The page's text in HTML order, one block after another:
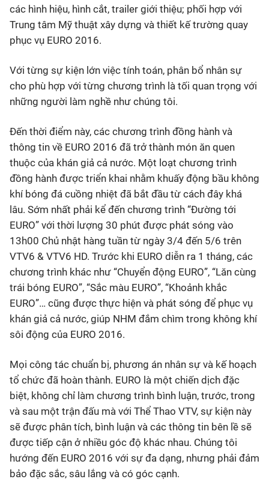
các hình hiệu, hình cắt, trailer giới thiệu; phối hợp với
Trung tâm Mỹ thuật xây dựng và thiết kế trường quay
phục vụ EURO 2016.
Với từng sự kiện lớn việc tính toán, phân bổ nhân sự
cho phù hợp với từng chương trình là tối quan trọng với
những người làm nghề như chúng tôi.
Đến thời điểm này, các chương trình đồng hành và
thông tin về EURO 2016 đã trở thành món ăn quen
thuộc của khán giả cả nước. Một loạt chương trình
đồng hành được triển khai nhằm khuấy động bầu không
khí bóng đá cuồng nhiệt đã bắt đầu từ cách đây khá
lâu. Sớm nhất phải kể đến chương trình “Đường tới
EURO” với thời lượng 30 phút được phát sóng vào
13h00 Chủ nhật hàng tuần từ ngày 3/4 đến 5/6 trên
VTV6 & VTV6 HD. Trước khi EURO diễn ra 1 tháng, các
chương trình khác như “Chuyển động EURO”, “Lăn cùng
trái bóng EURO”, “Sắc màu EURO”, “Khoảnh khắc
EURO”… cũng được thực hiện và phát sóng để phục vụ
khán giả cả nước, giúp NHM đắm chìm trong không khí
sôi động của EURO 2016.
Mọi công tác chuẩn bị, phương án nhân sự và kế hoạch
tổ chức đã hoàn thành. EURO là một chiến dịch đặc
biệt, không chỉ làm chương trình bình luận, trước, trong
và sau một trận đấu mà với Thể Thao VTV, sự kiện này
sẽ được phân tích, bình luận và các thông tin bên lề sẽ
được tiếp cận ở nhiều góc độ khác nhau. Chúng tôi
hướng đến EURO 2016 với sự đa dạng, nhưng phải đảm
bảo đặc sắc, sâu lắng và có góc cạnh.